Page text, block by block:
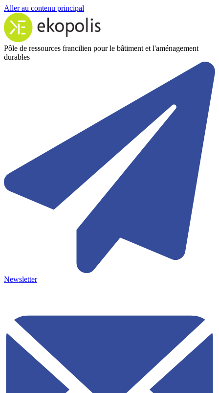
Aller au contenu principal
Pôle de ressources francilien pour le bâtiment et l'aménagement
durables
Newsletter